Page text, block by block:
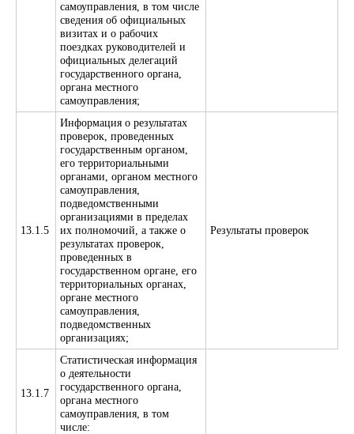
самоуправления, в том числе
сведения об официальных
визитах и о рабочих
поездках руководителей и
официальных делегаций
государственного органа,
органа местного
самоуправления;
13.1.5
Информация о результатах
проверок, проведенных
государственным органом,
его территориальными
органами, органом местного
самоуправления,
подведомственными
организациями в пределах
их полномочий, а также о
результатах проверок,
проведенных в
государственном органе, его
территориальных органах,
органе местного
самоуправления,
подведомственных
организациях;
Результаты проверок
13.1.7
Статистическая информация
о деятельности
государственного органа,
органа местного
самоуправления, в том
числе: